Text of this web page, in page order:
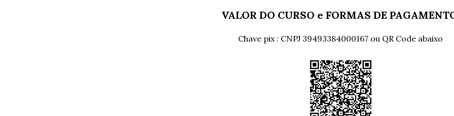
VALOR DO CURSO e FORMAS DE
Chave pix : CNPJ 39493384000167 ou QR Code abaixo